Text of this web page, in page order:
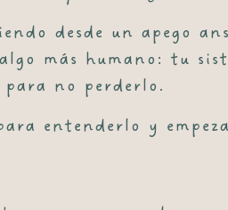
desde un apego
más humano: tu
no perderlo.
entenderlo y